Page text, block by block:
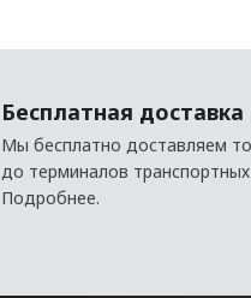
Бесплатная
Мы бесплатно доставляем
до терминалов
Подробнее.